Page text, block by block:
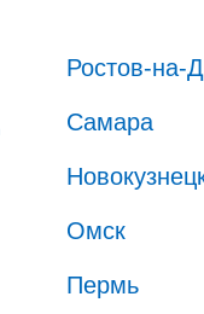
Ростов-на-
Самара
Омск
Пермь